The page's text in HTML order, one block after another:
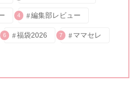
4 編集部レビュー
6 福袋2026 7 ママセレ